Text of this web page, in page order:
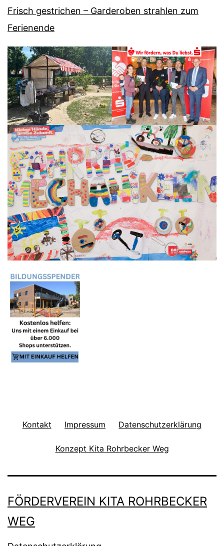
Frisch gestrichen – Garderoben strahlen zum
Ferienende
Kontakt Impressum Datenschutzerklärung
Konzept Kita Rohrbecker Weg
FÖRDERVEREIN KITA ROHRBECKER
WEG